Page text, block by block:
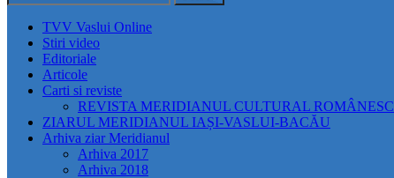
TVV Vaslui Online
Stiri video
Editoriale
Articole
Carti si reviste
REVISTA MERIDIANUL CULTURAL ROMÂNESC
ZIARUL MERIDIANUL IAȘI-VASLUI-BACĂU
Arhiva ziar Meridianul
Arhiva 2017
Arhiva 2018